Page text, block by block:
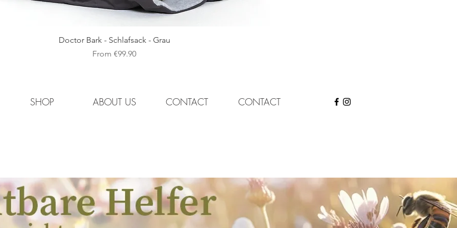
Quick View
Doctor Bark - Schlafsack - Grau
From €99.90
Sale Price
SHOP ABOUT US CONTACT CONTACT